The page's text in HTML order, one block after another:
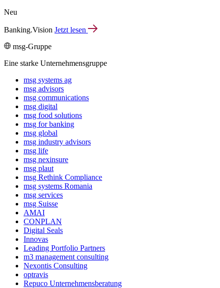
Neu
Banking.Vision Jetzt lesen
msg-Gruppe
Eine starke Unternehmensgruppe
msg systems ag
msg advisors
msg commu­ni­ca­tions
msg digital
msg food solutions
msg for banking
msg global
msg industry advisors
msg life
msg nexinsure
msg plaut
msg Rethink Compli­ance
msg systems Romania
msg services
msg Suisse
AMAI
CONPLAN
Digital Seals
Innovas
Leading Port­folio Partners
m3 manage­ment consul­ting
Nexontis Consulting
optravis
Repuco Unternehmensberatung